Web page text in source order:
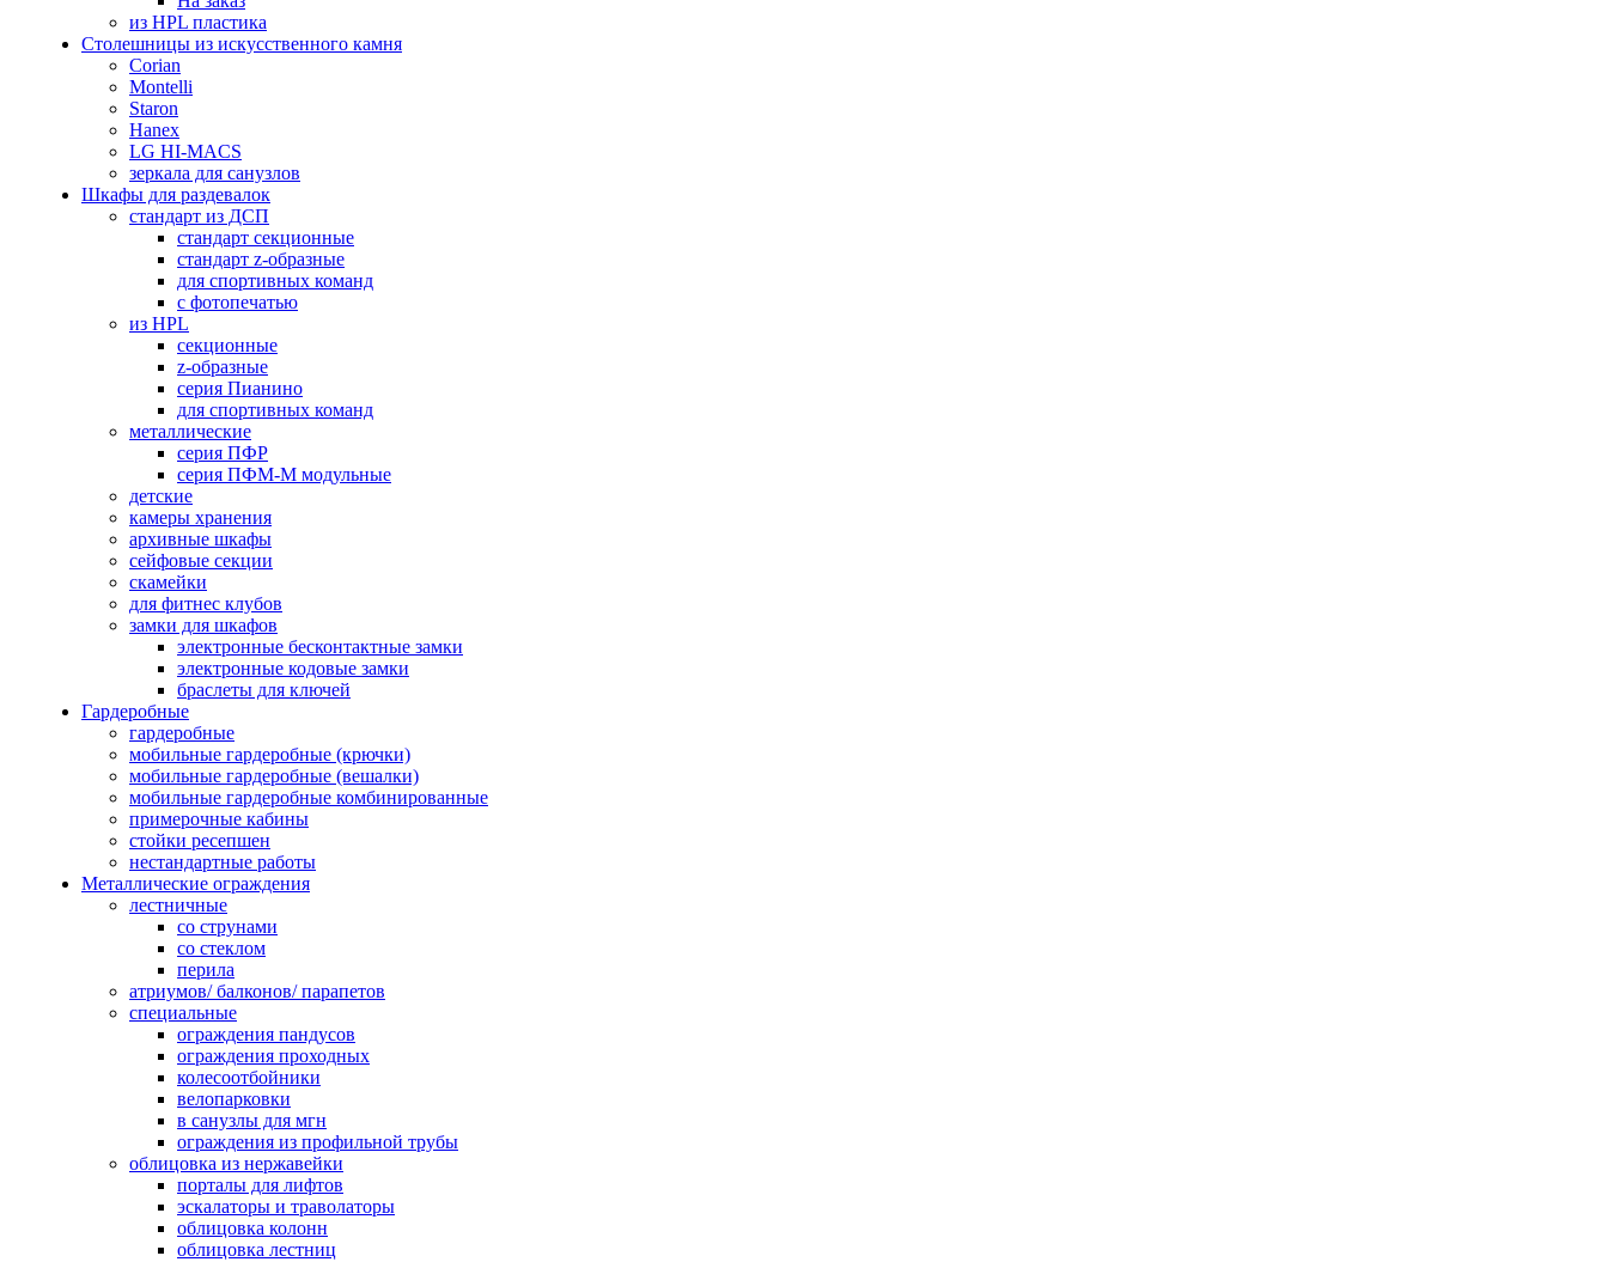
из HPL пластика
Столешницы из искусственного камня
Corian
Montelli
Staron
Hanex
LG HI-MACS
зеркала для санузлов
Шкафы для раздевалок
стандарт из ДСП
стандарт секционные
стандарт z-образные
для спортивных команд
с фотопечатью
из HPL
секционные
z-образные
серия Пианино
для спортивных команд
металлические
серия ПФР
серия ПФМ-М модульные
детские
камеры хранения
архивные шкафы
сейфовые секции
скамейки
для фитнес клубов
замки для шкафов
электронные бесконтактные замки
электронные кодовые замки
браслеты для ключей
Гардеробные
гардеробные
мобильные гардеробные (крючки)
мобильные гардеробные (вешалки)
мобильные гардеробные комбинированные
примерочные кабины
стойки ресепшен
нестандартные работы
Металлические ограждения
лестничные
со струнами
со стеклом
перила
атриумов/ балконов/ парапетов
специальные
ограждения пандусов
ограждения проходных
колесоотбойники
велопарковки
в санузлы для мгн
ограждения из профильной трубы
облицовка из нержавейки
порталы для лифтов
эскалаторы и траволаторы
облицовка колонн
облицовка лестниц